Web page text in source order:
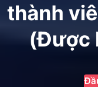
thành
(Được